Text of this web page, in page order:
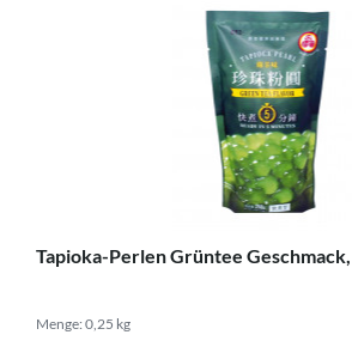
Tapioka-Perlen Grüntee
Menge: 0,25 kg